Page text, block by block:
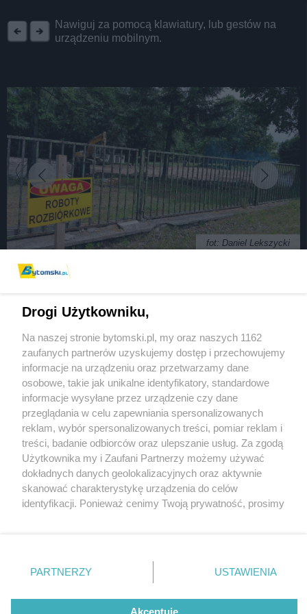
Nawiguj za pomocą klawiatury, lub gestów na
urządzeniu mobilnym.
fot: Daniel Lekszycki
plebania i dom katechetyczny kościoła św. Józefa
3 / 11
Rozbiórka plebanii i domu
katechetycznego dawnego
kościoła św. Józefa
Robotnika
Wydawca mediów lokalnych
Nie zapomnij
zapoznać się z:
polityką prywatności regulamin korzystania z portali
Twojemiasto
Piekary Śląskie
Chorzów
Tarnowskie Góry
Gliwice
Skontakuj sięz nami
Kontakt
Wydawca
Pogoda
Drogi Użytkowniku,
Na naszej stronie bytomski.pl, my oraz naszych 1162
zaufanych partnerów uzyskujemy dostęp i przechowujemy
informacje na urządzeniu oraz przetwarzamy dane
osobowe, takie jak unikalne identyfikatory, standardowe
informacje wysyłane przez urządzenie czy dane
przeglądania w celu zapewniania spersonalizowanych
reklam, wybór spersonalizowanych treści, pomiar reklam i
treści, badanie odbiorców oraz ulepszanie usług. Za zgodą
Użytkownika my i Zaufani Partnerzy możemy używać
dokładnych danych geolokalizacyjnych oraz aktywnie
skanować charakterystykę urządzenia do celów
identyfikacji. Ponieważ cenimy Twoją prywatność, prosimy
prywatności znajdujący się w lewym dolnym rogu strony
. Niektóre rodzaje przetwarzania danych nie wymagają
zgody użytkownika, ale masz prawo sprzeciwić się
takiemu przetwarzaniu. Preferencje będą miały
PARTNERZY USTAWIENIA
Akceptuję